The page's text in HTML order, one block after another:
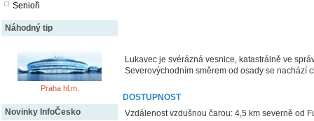
Senioři
Náhodný tip
Praha hl.m.
Novinky InfoČesko
Lukavec je svérázná vesnice, katastrálně ve
Severovýchodním směrem od osady se nachází
DOSTUPNOST
Vzdálenost vzdušnou čarou: 4,5 km severně od